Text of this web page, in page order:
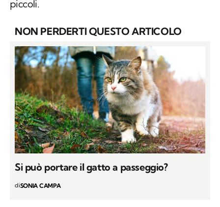
piccoli.
NON PERDERTI QUESTO ARTICOLO
Si può portare il gatto a passeggio?
diSONIA CAMPA